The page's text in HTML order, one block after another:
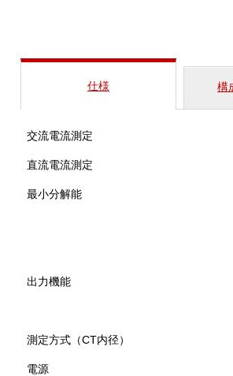
仕様 構
交流電流測定
直流電流測定
最小分解能
出力機能
測定方式（CT内径）
電源